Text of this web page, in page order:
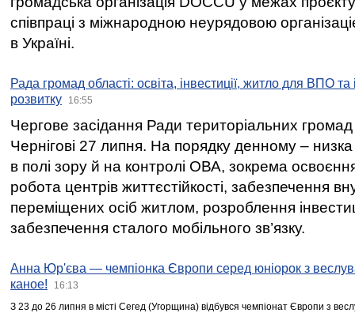
співпраці з міжнародною неурядовою
в Україні.
Рада громад області: освіта, інвестиції, житло для ВПО
розвитку
16:55
Чергове засідання Ради територіальних громад
Чернігові 27 липня. На порядку денному –
в полі зору й на контролі ОВА, зокрема освоєння
робота центрів життєстійкості, забезпечення
переміщених осіб житлом, розроблення
забезпечення сталого мобільного зв’язку.
Анна Юр'єва — чемпіонка Європи серед юніорок з
каное!
16:13
З 23 до 26 липня в місті Сегед (Угорщина) відбувся чемпіонат Європи з